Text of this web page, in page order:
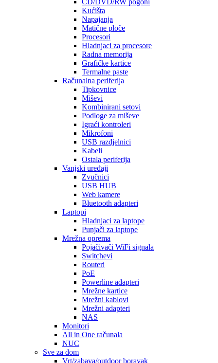
CD/DVD/RW pogoni
Kućišta
Napajanja
Matične ploče
Procesori
Hladnjaci za procesore
Radna memorija
Grafičke kartice
Termalne paste
Računalna periferija
Tipkovnice
Miševi
Kombinirani setovi
Podloge za miševe
Igraći kontroleri
Mikrofoni
USB razdjelnici
Kabeli
Ostala periferija
Vanjski uređaji
Zvučnici
USB HUB
Web kamere
Bluetooth adapteri
Laptopi
Hladnjaci za laptope
Punjači za laptope
Mrežna oprema
Pojačivači WiFi signala
Switchevi
Routeri
PoE
Powerline adapteri
Mrežne kartice
Mrežni kablovi
Mrežni adapteri
NAS
Monitori
All in One računala
NUC
Sve za dom
Vrt/zabava/outdoor boravak